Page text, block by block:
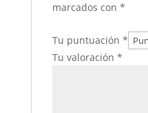
marcados con *
Tu puntuación *
Tu valoración *